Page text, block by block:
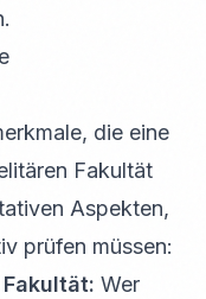
die eine
Fakultät
Aspekten,
prüfen müssen:
Wer